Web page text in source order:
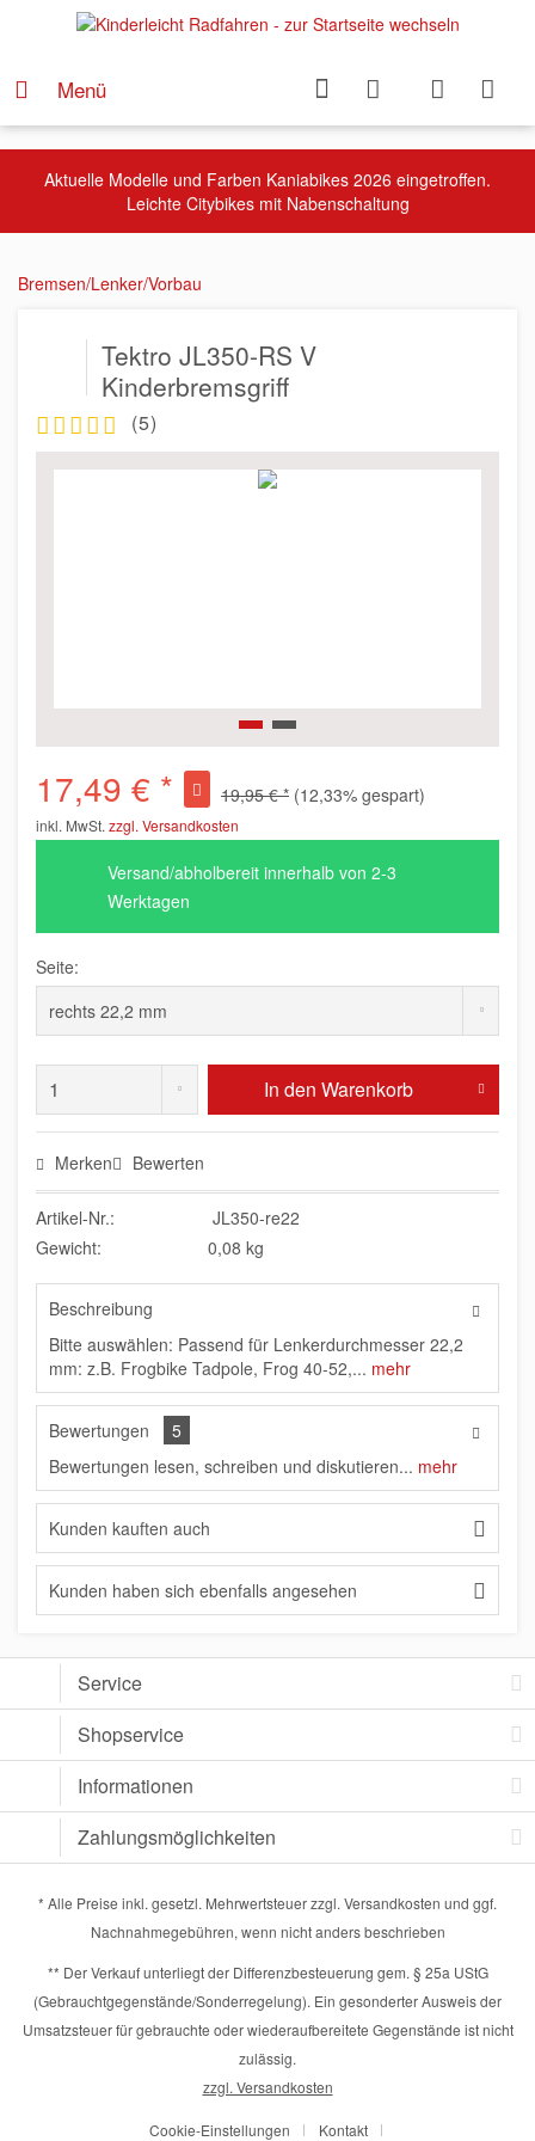
Menü
Aktuelle Modelle und Farben Kaniabikes 2026 eingetroffen.
Leichte Citybikes mit Nabenschaltung
Bremsen/Lenker/Vorbau
Tektro JL350-RS V
Kinderbremsgriff
(5)
17,49 € * 19,95 € * (12,33% gespart)
inkl. MwSt. zzgl. Versandkosten
Versand/abholbereit innerhalb von 2-3
Werktagen
Seite:
In den Warenkorb
Merken Bewerten
Artikel-Nr.:
JL350-re22
Gewicht:
0,08 kg
Beschreibung
Bitte auswählen: Passend für Lenkerdurchmesser 22,2
mm: z.B. Frogbike Tadpole, Frog 40-52,... mehr
Bewertungen
5
Bewertungen lesen, schreiben und diskutieren... mehr
Kunden kauften auch
Kunden haben sich ebenfalls angesehen
Service
Shopservice
Informationen
Zahlungsmöglichkeiten
* Alle Preise inkl. gesetzl. Mehrwertsteuer zzgl. Versandkosten und ggf.
Nachnahmegebühren, wenn nicht anders beschrieben
** Der Verkauf unterliegt der Differenzbesteuerung gem. § 25a UStG
(Gebrauchtgegenstände/Sonderregelung). Ein gesonderter Ausweis der
Umsatzsteuer für gebrauchte oder wiederaufbereitete Gegenstände ist nicht
zulässig.
zzgl. Versandkosten
Cookie-Einstellungen Kontakt